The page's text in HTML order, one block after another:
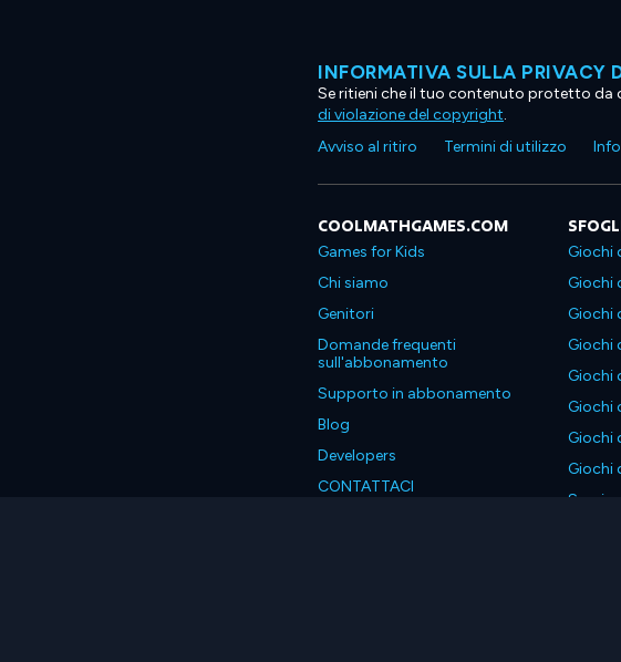
INFORMATIVA SULLA PRIVACY
Se ritieni che il tuo contenuto protetto da
di violazione del copyright.
Avviso al ritiro
Termini di utilizzo
COOLMATHGAMES.COM
Games for Kids
Chi siamo
Genitori
Domande frequenti
sull'abbonamento
Supporto in abbonamento
Blog
Developers
CONTATTACI
Giochi
Giochi
Giochi
Giochi
Giochi
Giochi
Giochi
Giochi